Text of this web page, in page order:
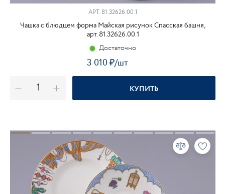
АРТ. 81.32626.00.1
Чашка с блюдцем форма Майская рисунок Спасская башня,
арт. 81.32626.00.1
Достаточно
3 010₽/шт
КУПИТЬ